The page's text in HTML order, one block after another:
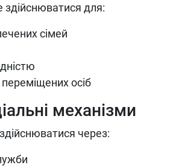
для:
сімей
осіб
механізми
через: